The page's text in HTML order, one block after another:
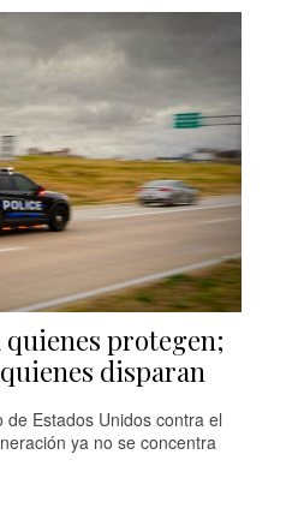
quienes protegen;
disparan
Estados Unidos contra el
ya no se concentra